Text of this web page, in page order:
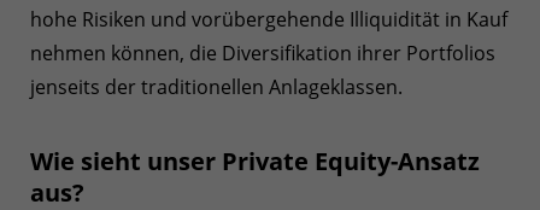
hohe Risiken und vorübergehende Illiquidität in Kauf
nehmen können, die Diversifikation ihrer Portfolios
jenseits der traditionellen Anlageklassen.
Wie sieht unser Private Equity-Ansatz
aus?